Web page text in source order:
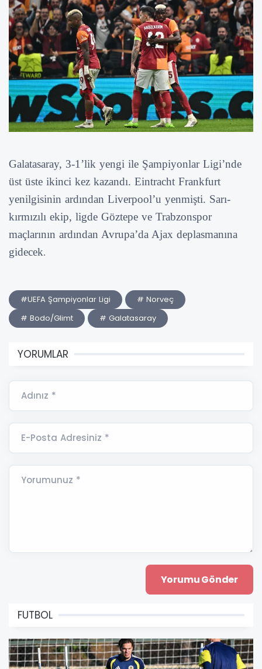
Galatasaray, 3-1’lik yengi ile Şampiyonlar Ligi’nde
üst üste ikinci kez kazandı. Eintracht Frankfurt
yenilgisinin ardından Liverpool’u yenmişti. Sarı-
kırmızılı ekip, ligde Göztepe ve Trabzonspor
maçlarının ardından Avrupa’da Ajax deplasmanına
gidecek.
#UEFA Şampiyonlar Ligi
# Norveç
# Bodo/Glimt
# Galatasaray
YORUMLAR
Adınız *
E-Posta Adresiniz *
Yorumunuz *
FUTBOL